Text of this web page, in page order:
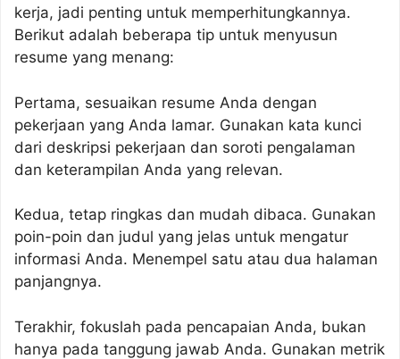
kerja, jadi penting untuk memperhitungkannya.
Berikut adalah beberapa tip untuk menyusun
resume yang menang:
Pertama, sesuaikan resume Anda dengan
pekerjaan yang Anda lamar. Gunakan kata kunci
dari deskripsi pekerjaan dan soroti pengalaman
dan keterampilan Anda yang relevan.
Kedua, tetap ringkas dan mudah dibaca. Gunakan
poin-poin dan judul yang jelas untuk mengatur
informasi Anda. Menempel satu atau dua halaman
panjangnya.
Terakhir, fokuslah pada pencapaian Anda, bukan
hanya pada tanggung jawab Anda. Gunakan metrik